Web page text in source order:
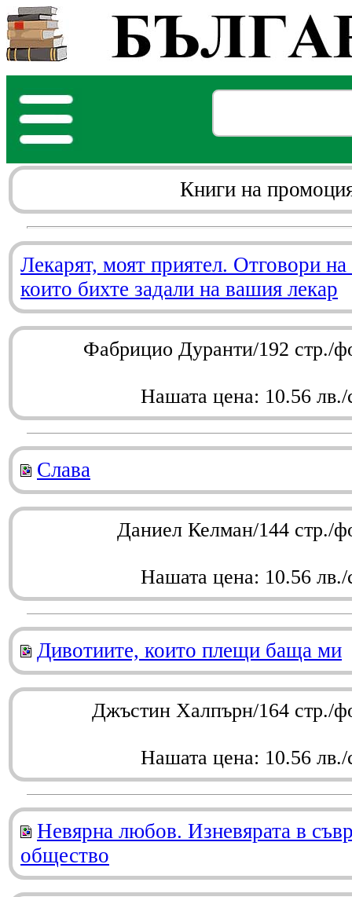
Книги на
Лекарят, моят приятел. Отговори
които бихте задали на вашия лекар
Фабрицио Дуранти/192 стр./
Нашата цена: 10.56 лв./
Слава
Даниел Келман/144 стр./
Нашата цена: 10.56 лв./
Дивотиите, които плещи баща ми
Джъстин Халпърн/164 стр./
Нашата цена: 10.56 лв./
Невярна любов. Изневярата в
общество